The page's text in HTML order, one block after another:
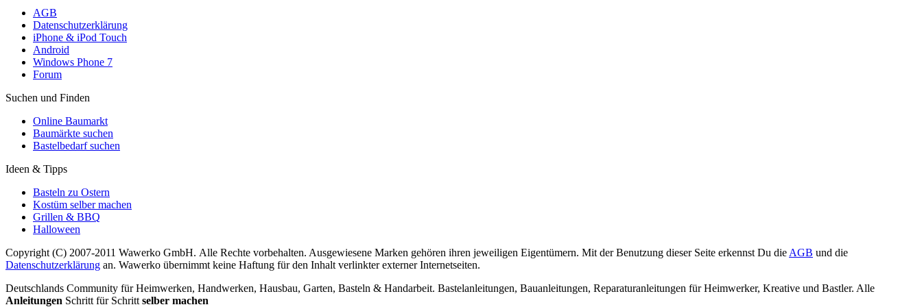
AGB
Datenschutzerklärung
iPhone & iPod Touch
Android
Windows Phone 7
Forum
Suchen und Finden
Online Baumarkt
Baumärkte suchen
Bastelbedarf suchen
Ideen & Tipps
Basteln zu Ostern
Kostüm selber machen
Grillen & BBQ
Halloween
Copyright (C) 2007-2011 Wawerko GmbH. Alle Rechte vorbehalten. Ausgewiesene Marken gehören ihren jeweiligen Eigentümern. Mit der Benutzung dieser Seite erkennst Du die AGB und die
Datenschutzerklärung an. Wawerko übernimmt keine Haftung für den Inhalt verlinkter externer Internetseiten.
Deutschlands Community für Heimwerken, Handwerken, Hausbau, Garten, Basteln & Handarbeit. Bastelanleitungen, Bauanleitungen, Reparaturanleitungen für Heimwerker, Kreative und Bastler. Alle
Anleitungen Schritt für Schritt selber machen